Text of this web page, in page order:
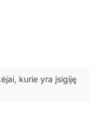
kurie yra įsigiję